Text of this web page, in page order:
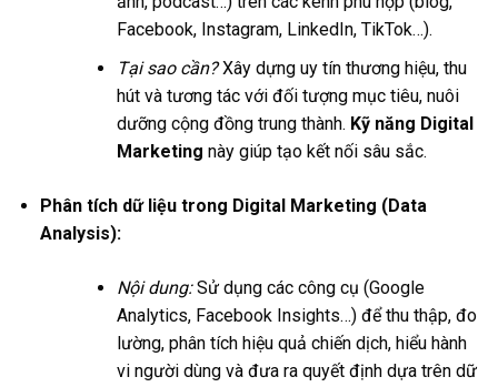
Facebook, Instagram, LinkedIn, TikTok…).
Tại sao cần?Xây dựng uy tín thương hiệu, thu
hút và tương tác với đối tượng mục tiêu, nuôi
dưỡng cộng đồng trung thành. Kỹ năng Digital
Marketing này giúp tạo kết nối sâu sắc.
Phân tích dữ liệu trong Digital Marketing (Data
Analysis):
Nội dung:Sử dụng các công cụ (Google
Analytics, Facebook Insights…) để thu thập, đo
lường, phân tích hiệu quả chiến dịch, hiểu hành
vi người dùng và đưa ra quyết định dựa trên dữ